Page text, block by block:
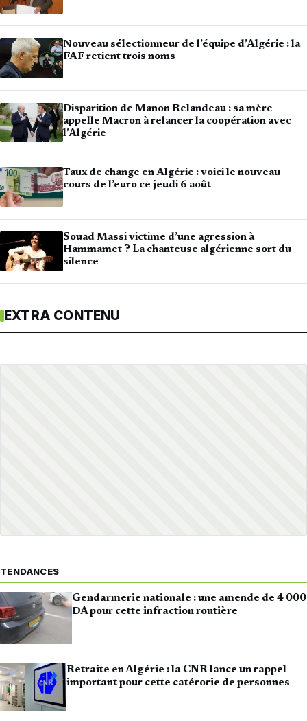
Nouveau sélectionneur de l’équipe d’Algérie : la
FAF retient trois noms
Disparition de Manon Relandeau : sa mère
appelle Macron à relancer la coopération avec
l’Algérie
Taux de change en Algérie : voici le nouveau
cours de l’euro ce jeudi 6 août
Souad Massi victime d’une agression à
Hammamet ? La chanteuse algérienne sort du
silence
EXTRA CONTENU
TENDANCES
Gendarmerie nationale : une amende de 4 000
DA pour cette infraction routière
Retraite en Algérie : la CNR lance un rappel
important pour cette catérorie de personnes